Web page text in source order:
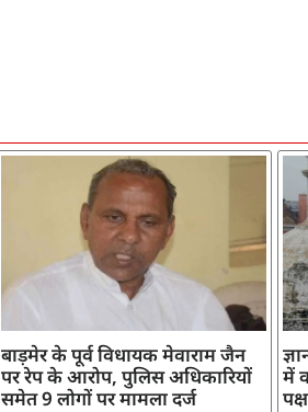
बाड़मेर के पूर्व विधायक मेवाराम जैन
पर रेप के आरोप, पुलिस अधिकारियों
समेत 9 लोगों पर मामला दर्ज
में